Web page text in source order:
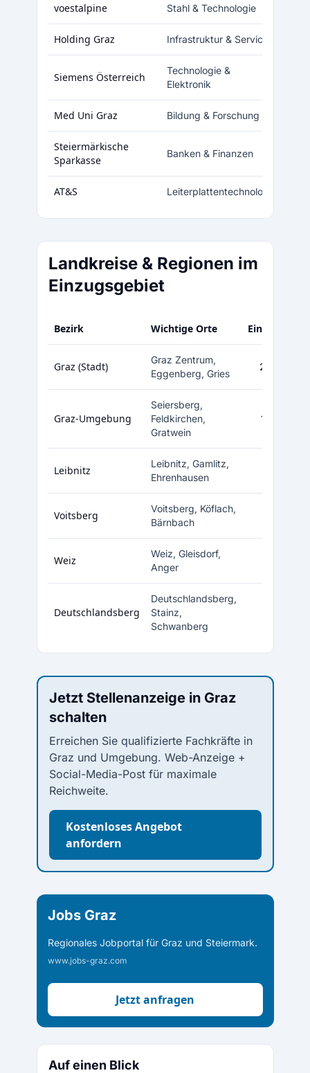
voestalpine Stahl & Technologie
Holding Graz Infrastruktur & Services
Siemens Österreich
Technologie &
Elektronik
Med Uni Graz Bildung & Forschung
Steiermärkische
Sparkasse
Banken & Finanzen
AT&S Leiterplattentechnologie
Landkreise & Regionen im
Einzugsgebiet
Bezirk Wichtige Orte Einwohner
Graz (Stadt)
Graz Zentrum,
Eggenberg, Gries
295.000
Graz-Umgebung
Seiersberg,
Feldkirchen,
Gratwein
162.000
Leibnitz
Leibnitz, Gamlitz,
Ehrenhausen
Voitsberg
Voitsberg, Köflach,
Bärnbach
Weiz
Weiz, Gleisdorf,
Anger
Deutschlandsberg
Deutschlandsberg,
Stainz,
Schwanberg
Jetzt Stellenanzeige in Graz
schalten
Erreichen Sie qualifizierte Fachkräfte in
Graz und Umgebung. Web-Anzeige +
Social-Media-Post für maximale
Reichweite.
Kostenloses Angebot
anfordern
Jobs Graz
Regionales Jobportal für Graz und Steiermark.
www.jobs-graz.com
Jetzt anfragen
Auf einen Blick